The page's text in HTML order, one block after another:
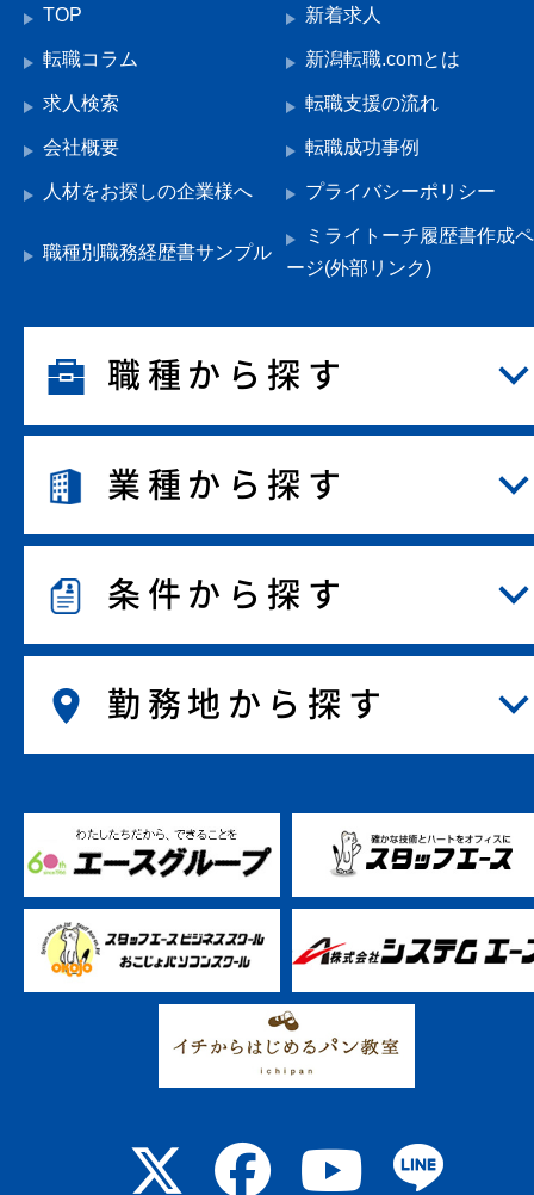
TOP 新着求人
転職コラム 新潟転職.comとは
求人検索 転職支援の流れ
会社概要 転職成功事例
人材をお探しの企業様へ プライバシーポリシー
職種別職務経歴書サンプル
ミライトーチ履歴書作成ペ
ージ(外部リンク)
職種から探す
業種から探す
条件から探す
勤務地から探す